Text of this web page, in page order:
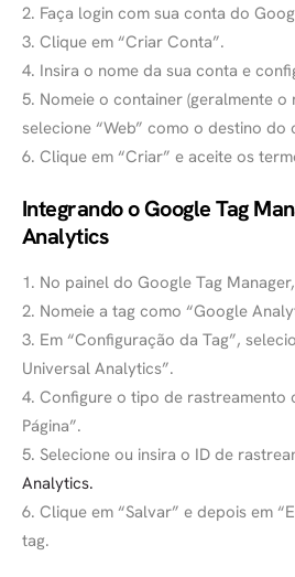
2. Faça login com sua conta do
3. Clique em “Criar Conta”.
4. Insira o nome da sua conta e
5. Nomeie o container (geralmente o
selecione “Web” como o destino do
6. Clique em “Criar” e aceite os
Integrando o Google Tag
Analytics
1. No painel do Google Tag
2. Nomeie a tag como “Google
3. Em “Configuração da Tag”,
Universal Analytics”.
4. Configure o tipo de rastreamento
Página”.
5. Selecione ou insira o ID de
Analytics.
6. Clique em “Salvar” e depois em
tag.